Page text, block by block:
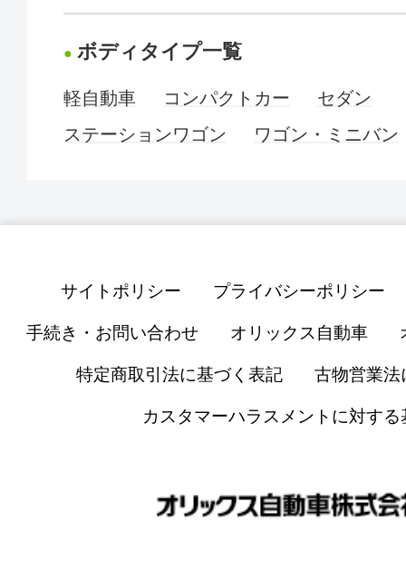
ボディタイプ一覧
軽自動車 コンパクトカー
セダン
ステーションワゴン
ワゴン・ミニバン
サイトポリシー プライバシーポリシー
手続き・お問い合わせ オリックス自動車
特定商取引法に基づく表記 古物営業法
カスタマーハラスメントに対する